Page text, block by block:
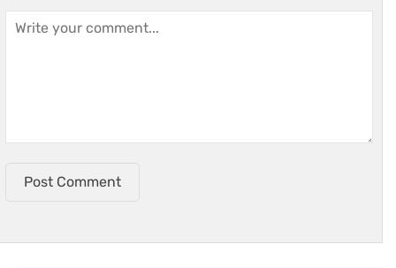
Post Comment